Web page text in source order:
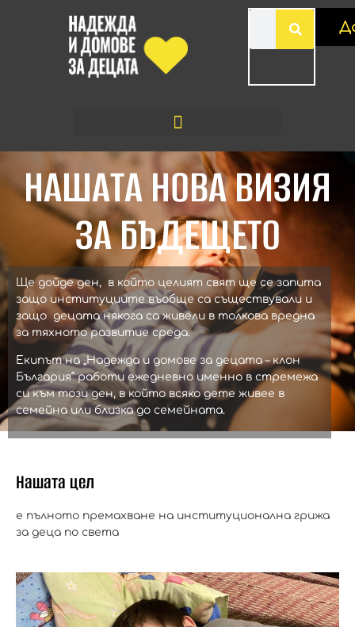
НАШАТА НОВА ВИЗИЯ
ЗА БЪДЕЩЕТО
Ще дойде ден, в който целият свят ще се запита
защо институциите въобще са съществували и
защо децата някога са живели в толкова вредна
за тяхното развитие среда.
Екипът на „Надежда и домове за децата – клон
България“ работи ежедневно именно в стремежа
си към този ден, в който всяко дете живее в
семейна или близка до семейната.
Нашата цел
е пълното премахване на институционална грижа
за деца по света